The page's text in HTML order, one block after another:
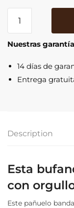
Vaquero
quantity
Nuestras
14 días de
Entrega
Description
Esta
con
Este pañuelo